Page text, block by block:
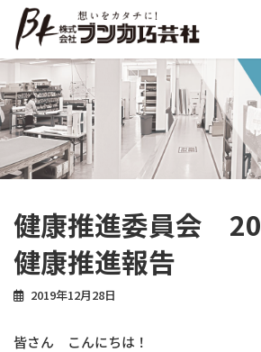
ン
ツ
へ
ス
キ
ッ
プ
ー
シ
ョ
ン
に
移
動
健康推進委員会
健康推進報告
2019年12月28日
皆さん こんにちは！